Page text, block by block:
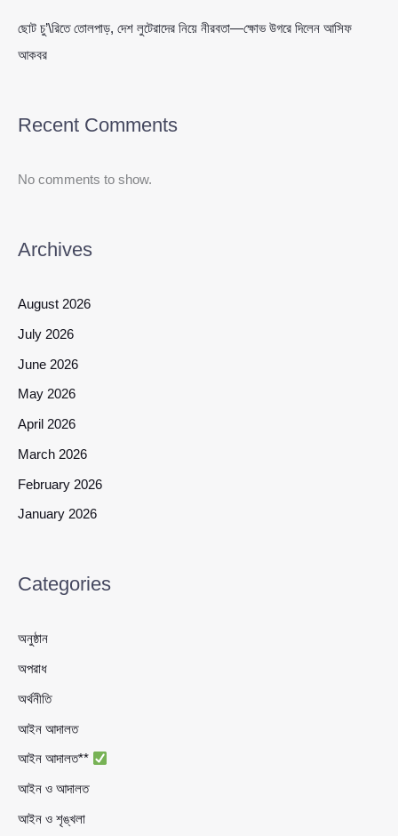
ছোট চু’\রিতে তোলপাড়, দেশ লুটেরাদের নিয়ে নীরবতা—ক্ষোভ উগরে দিলেন আসিফ
আকবর
Recent Comments
No comments to show.
Archives
August 2026
July 2026
June 2026
May 2026
April 2026
March 2026
February 2026
January 2026
Categories
অনুষ্ঠান
অপরাধ
অর্থনীতি
আইন আদালত
আইন আদালত**
আইন ও আদালত
আইন ও শৃঙ্খলা